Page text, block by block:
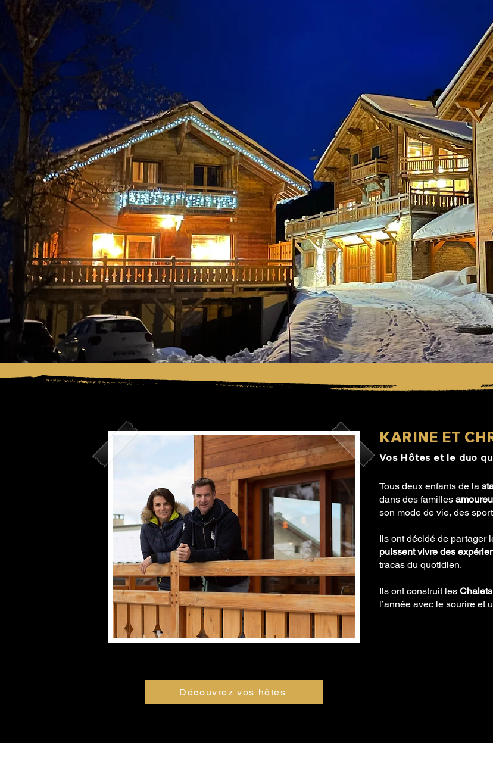
KARINE ET
Vos Hôtes et le duo
Tous deux enfants de la
dans des familles
son mode de vie, des
Ils ont décidé de partager
puissent vivre des
tracas du quotidien.
Ils ont construit les
l’année avec le sourire et
Découvrez vos hôtes